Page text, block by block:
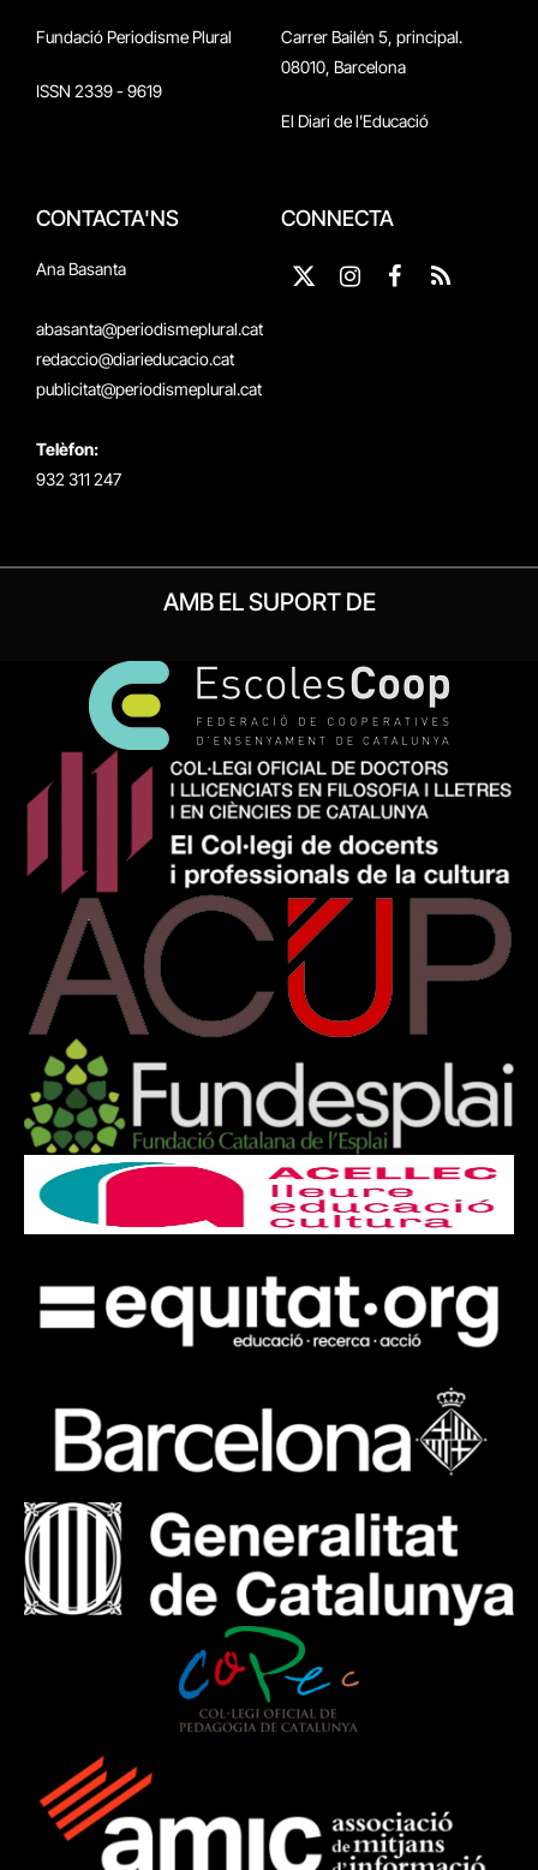
Fundació Periodisme Plural
ISSN 2339 - 9619
Carrer Bailén 5, principal.
08010, Barcelona
El Diari de l'Educació
CONTACTA'NS
Ana Basanta
abasanta@periodismeplural.cat
redaccio@diarieducacio.cat
publicitat@periodismeplural.cat
Telèfon:
932 311 247
CONNECTA
X
Instagram
Facebook
RSS
AMB EL SUPORT DE